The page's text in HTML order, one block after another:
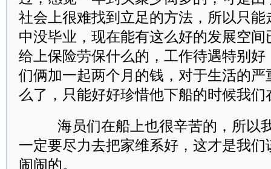
社会上很难找到立足的方法，所以只
中没毕业，现在能有这么好的发展空
给上保险劳保什么的，工作待遇特别
们俩加一起两个月的钱，对于生活的
么了，只能好好珍惜他下船的时候我们
海员们在船上也很辛苦的，所以
一定要尽力去把家维系好，这才是我
闹闹的。